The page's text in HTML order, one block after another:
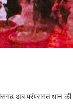
अब परंपरागत